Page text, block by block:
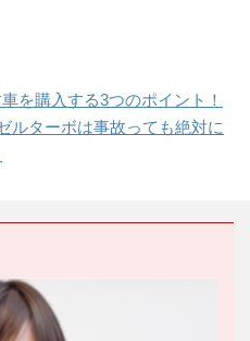
を購入する3つのポイント！
ルターボは事故っても絶対に